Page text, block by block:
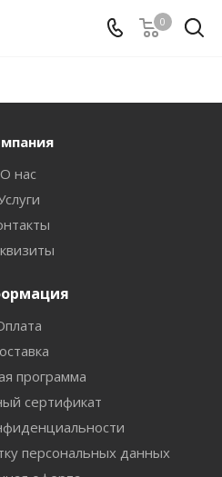
0
О нас
программа
сертификат
персональных данных